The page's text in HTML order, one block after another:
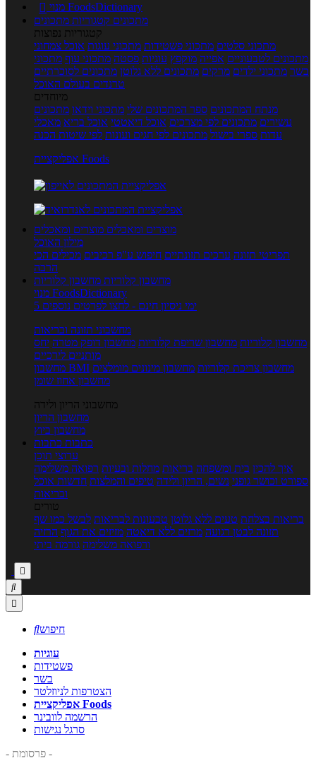

מנוי FoodsDictionary
מתכונים קטגוריות מתכונים
קטגוריות נפוצות
מתכוני סלטים מתכוני פשטידות מתכוני עוגות אוכל צמחוני
מתכונים לטבעוניים אפייה מוקפץ עוגיות פסטה מתכוני עוף מתכוני
בשר מתכוני ילדים מרקים מתכונים ללא גלוטן מתכונים לסוכרתיים
טרנדים בעולם האוכל
מיוחדים
מנתח המתכונים ספר המתכונים שלי מתכוני וידאו מתכונים
עשירים מתכונים לפי מצרכים אוכל דיאטטי אוכל בריא מאכלי
עדות ספרי בישול מתכונים לפי חגים ועונות לפי שיטות הכנה
אפליקציית Foods
מוצרים ומאכלים מוצרים ומאכלים
מילון האוכל
תפריטי תזונה ערכים תזונתיים חיפוש ע"פ רכיבים מכילים הכי
הרבה
מחשבון קלוריות מחשבון קלוריות
מנוי FoodsDictionary
5 ימי ניסיון חינם - לחצו לפרטים נוספים
מחשבוני תזונה ובריאות
מחשבון קלוריות מחשבון שריפת קלוריות מחשבון דופק מטרה יחס
מותניים לירכיים
מחשבון BMI
מחשבון צריכת קלוריות מחשבון מינונים מומלצים
מחשבון אחוז שומן
מחשבוני הריון ולידה
מחשבון הריון
מחשבון ביוץ
כתבות כתבות
ערוצי תוכן
איך להכין בית ומשפחה בריאות מחלות ובעיות רפואה משלימה
ספורט וכושר גופני נשים, הריון ולידה טיפים והמלצות חדשות אוכל
ובריאות
טורים
בריאות בצלחת טעים ללא גלוטן טבעונות לבריאות לבשל כמו שף
תזונה לבטן רגועה מרזים ללא דיאטה מזיזים את הגוף הרזיה
ורפואה משלימה גורמה ביתי



חיפוש
עוגיות
פשטידות
בשר
הצטרפות לניוזלטר
אפליקציית Foods
הרשמה לוובינר
סרגל נגישות
- פרסומת -